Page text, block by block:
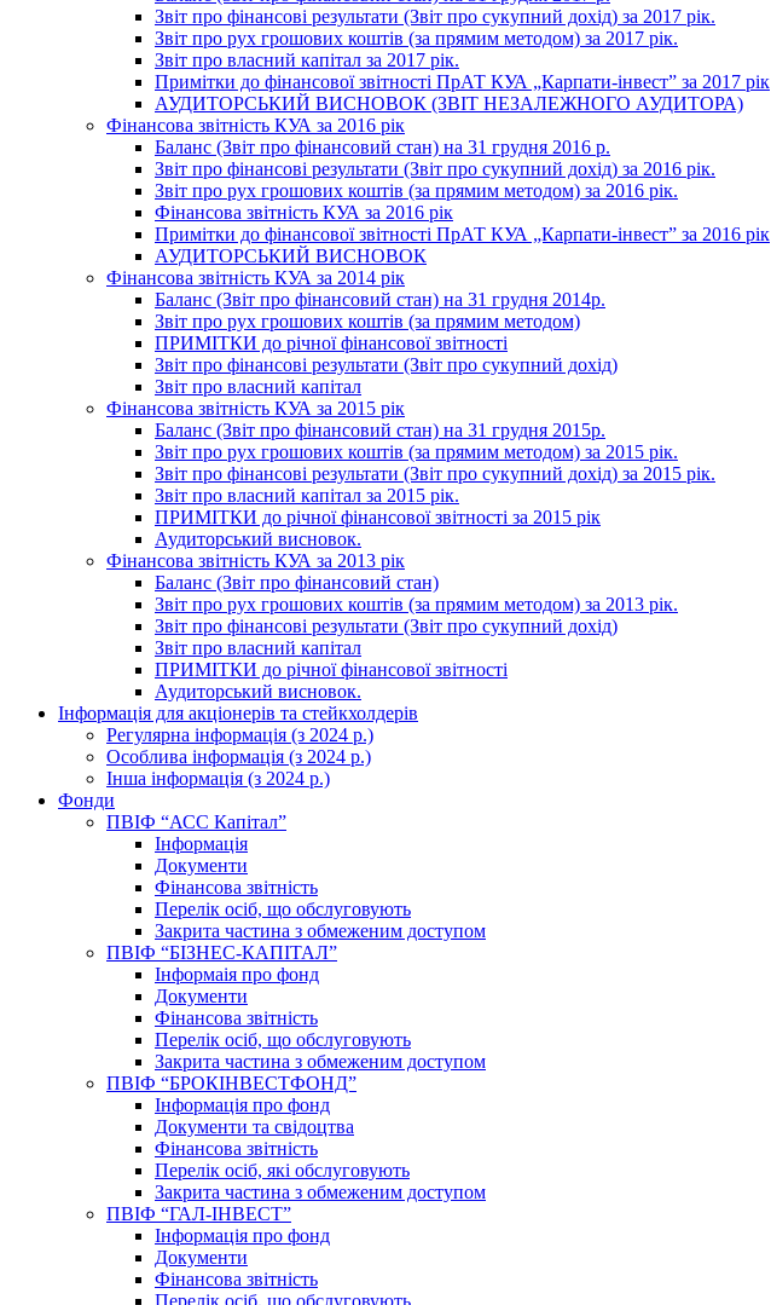
Звіт про фінансові результати (Звіт про сукупний дохід) за 2017 рік.
Звіт про рух грошових коштів (за прямим методом) за 2017 рік.
Звіт про власний капітал за 2017 рік.
Примітки до фінансової звітності ПрАТ КУА „Карпати-інвест” за 2017 рік
АУДИТОРСЬКИЙ ВИСНОВОК (ЗВІТ НЕЗАЛЕЖНОГО АУДИТОРА)
Фінансова звітність КУА за 2016 рік
Баланс (Звіт про фінансовий стан) на 31 грудня 2016 р.
Звіт про фінансові результати (Звіт про сукупний дохід) за 2016 рік.
Звіт про рух грошових коштів (за прямим методом) за 2016 рік.
Фінансова звітність КУА за 2016 рік
Примітки до фінансової звітності ПрАТ КУА „Карпати-інвест” за 2016 рік
АУДИТОРСЬКИЙ ВИСНОВОК
Фінансова звітність КУА за 2014 рік
Баланс (Звіт про фінансовий стан) на 31 грудня 2014р.
Звіт про рух грошових коштів (за прямим методом)
ПРИМІТКИ до річної фінансової звітності
Звіт про фінансові результати (Звіт про сукупний дохід)
Звіт про власний капітал
Фінансова звітність КУА за 2015 рік
Баланс (Звіт про фінансовий стан) на 31 грудня 2015р.
Звіт про рух грошових коштів (за прямим методом) за 2015 рік.
Звіт про фінансові результати (Звіт про сукупний дохід) за 2015 рік.
Звіт про власний капітал за 2015 рік.
ПРИМІТКИ до річної фінансової звітності за 2015 рік
Аудиторський висновок.
Фінансова звітність КУА за 2013 рік
Баланс (Звіт про фінансовий стан)
Звіт про рух грошових коштів (за прямим методом) за 2013 рік.
Звіт про фінансові результати (Звіт про сукупний дохід)
Звіт про власний капітал
ПРИМІТКИ до річної фінансової звітності
Аудиторський висновок.
Інформація для акціонерів та стейкхолдерів
Регулярна інформація (з 2024 р.)
Особлива інформація (з 2024 р.)
Інша інформація (з 2024 р.)
Фонди
ПВІФ “АСС Капітал”
Інформація
Документи
Фінансова звітність
Перелік осіб, що обслуговують
Закрита частина з обмеженим доступом
ПВІФ “БІЗНЕС-КАПІТАЛ”
Інформаія про фонд
Документи
Фінансова звітність
Перелік осіб, що обслуговують
Закрита частина з обмеженим доступом
ПВІФ “БРОКІНВЕСТФОНД”
Інформація про фонд
Документи та свідоцтва
Фінансова звітність
Перелік осіб, які обслуговують
Закрита частина з обмеженим доступом
ПВІФ “ГАЛ-ІНВЕСТ”
Інформація про фонд
Документи
Фінансова звітність
Перелік осіб, що обслуговують